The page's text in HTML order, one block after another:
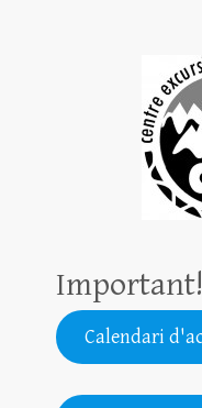
Important!
Calendari